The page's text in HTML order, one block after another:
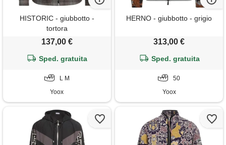
HISTORIC - giubbotto -
tortora
137,00 €
Sped. gratuita
L M
Yoox
HERNO - giubbotto - grigio
313,00 €
Sped. gratuita
50
Yoox